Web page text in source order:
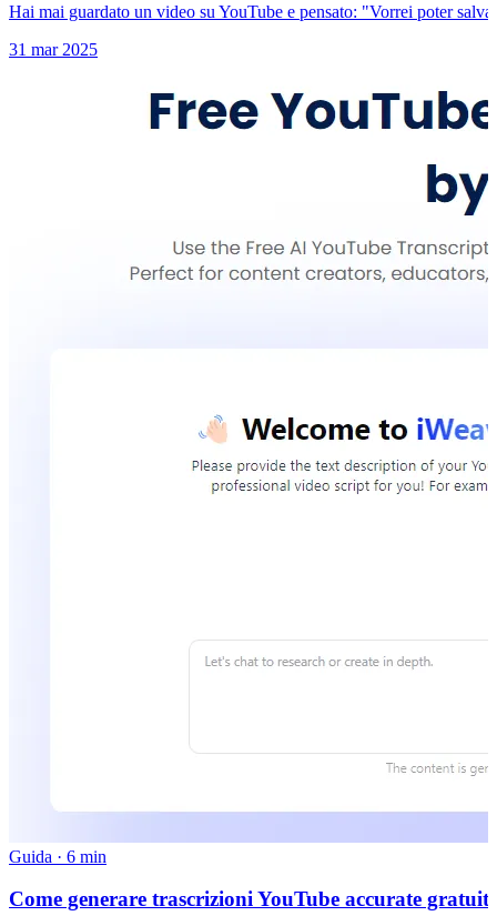
Hai mai guardato un video su YouTube e pensato: "Vorrei poter
31 mar 2025
Guida · 6 min
Come generare trascrizioni YouTube accurate